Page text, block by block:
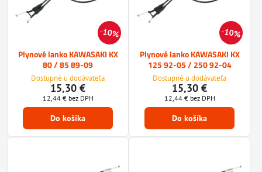
10%
Plynové lanko KAWASAKI KX
80 / 85 89-09
Dostupné u dodávateľa
15,30 €
12,44 € bez DPH
Do košíka
10%
Plynové lanko KAWASAKI KX
125 92-05 / 250 92-04
Dostupné u dodávateľa
15,30 €
12,44 € bez DPH
Do košíka